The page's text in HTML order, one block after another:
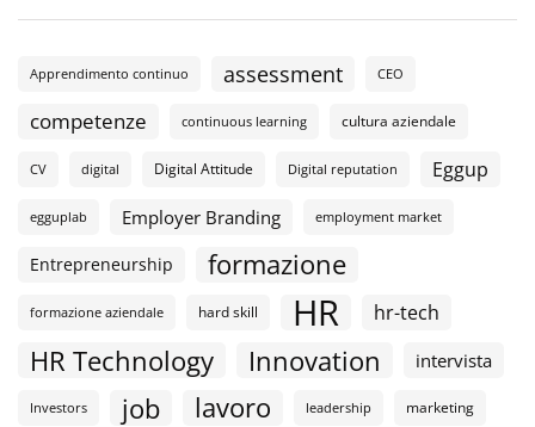
Apprendimento continuo assessment CEO
competenze continuous learning cultura aziendale
CV digital Digital Attitude Digital reputation Eggup
egguplab Employer Branding employment market
Entrepreneurship formazione
formazione aziendale hard skill HR hr-tech
HR Technology Innovation intervista
Investors job lavoro leadership marketing